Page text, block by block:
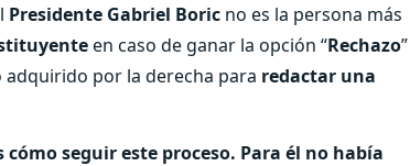
Presidente Gabriel Boric no es la persona más
en caso de ganar la opción “Rechazo”
por la derecha para redactar una
seguir este proceso. Para él no había